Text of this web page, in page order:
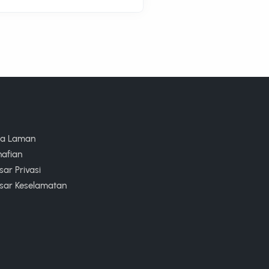
Laman
Privasi
Keselamatan